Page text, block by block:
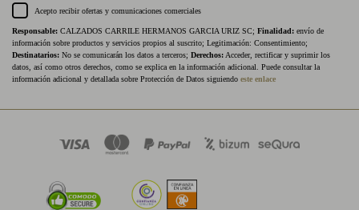
Acepto recibir ofertas y comunicaciones comerciales
Responsable: CALZADOS CARRILE HERMANOS GARCIA URIZ SC; Finalidad: envío de
información sobre productos y servicios propios al suscrito; Legitimación: Consentimiento;
Destinatarios: No se comunicarán los datos a terceros; Derechos: Acceder, rectificar y suprimir los
datos, así como otros derechos, como se explica en la información adicional. Puede consultar la
información adicional y detallada sobre Protección de Datos siguiendo este enlace